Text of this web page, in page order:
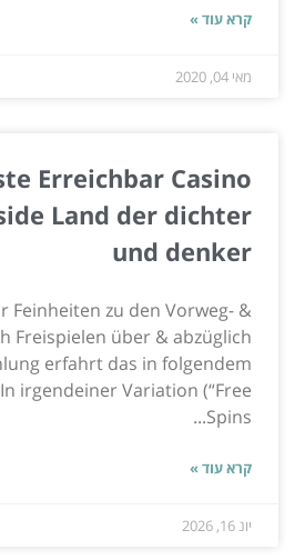
קרא עוד »
מאי 04, 2020
Erreichbar Casino
Land der dichter
und denker
Feinheiten zu den Vorweg- &
Freispielen über & abzüglich
erfahrt das in folgendem
irgendeiner Variation (“Free
Spins...
קרא עוד »
יונ 16, 2026